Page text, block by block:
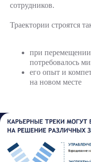
сотрудников.
Траектории строятся
при
потребовалось
его опыт и
на новом месте